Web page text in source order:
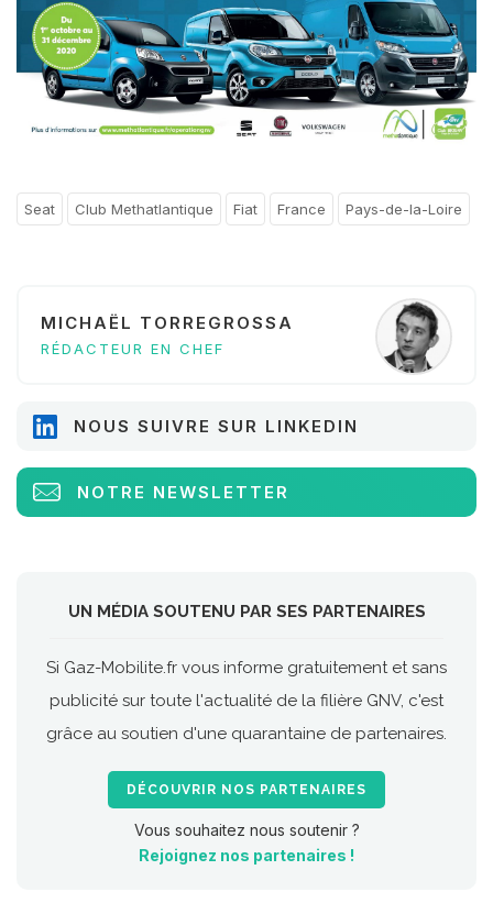
Seat Club Methatlantique Fiat France Pays-de-la-Loire
MICHAËL TORREGROSSA
RÉDACTEUR EN CHEF
NOUS SUIVRE SUR LINKEDIN
NOTRE NEWSLETTER
UN MÉDIA SOUTENU PAR SES PARTENAIRES
Si Gaz-Mobilite.fr vous informe gratuitement et sans
publicité sur toute l'actualité de la filière GNV, c'est
grâce au soutien d'une quarantaine de partenaires.
DÉCOUVRIR NOS PARTENAIRES
Vous souhaitez nous soutenir ?
Rejoignez nos partenaires !